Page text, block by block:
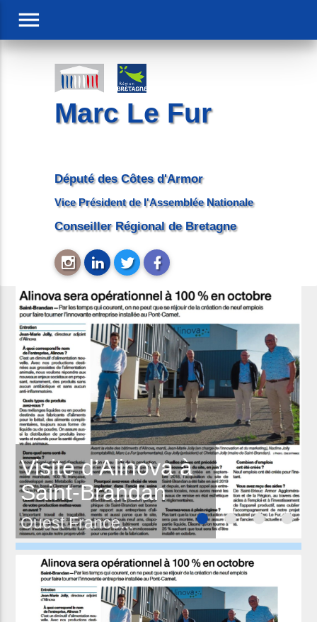
Marc Le Fur
Député des Côtes d'Armor
Vice Président de l'Assemblée Nationale
Conseiller Régional de Bretagne
menu